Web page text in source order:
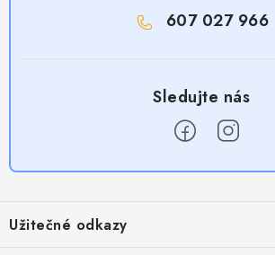
607 027 966
pUžitečné odkazy